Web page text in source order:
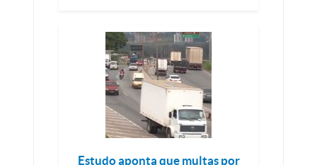
Estudo aponta que multas por